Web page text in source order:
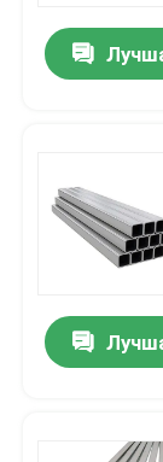
Продукция
лист
Трубка SS
Безшовная